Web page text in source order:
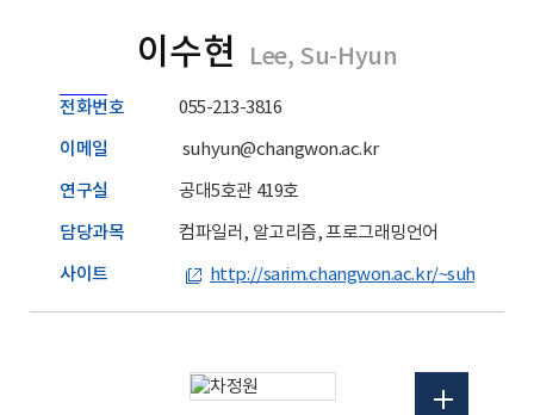
이수현 Lee, Su-Hyun
전화번호 055-213-3816
이메일 suhyun@changwon.ac.kr
연구실 공대5호관 419호
담당과목 컴파일러, 알고리즘, 프로그래밍언어
사이트 http://sarim.changwon.ac.kr/~suhyun